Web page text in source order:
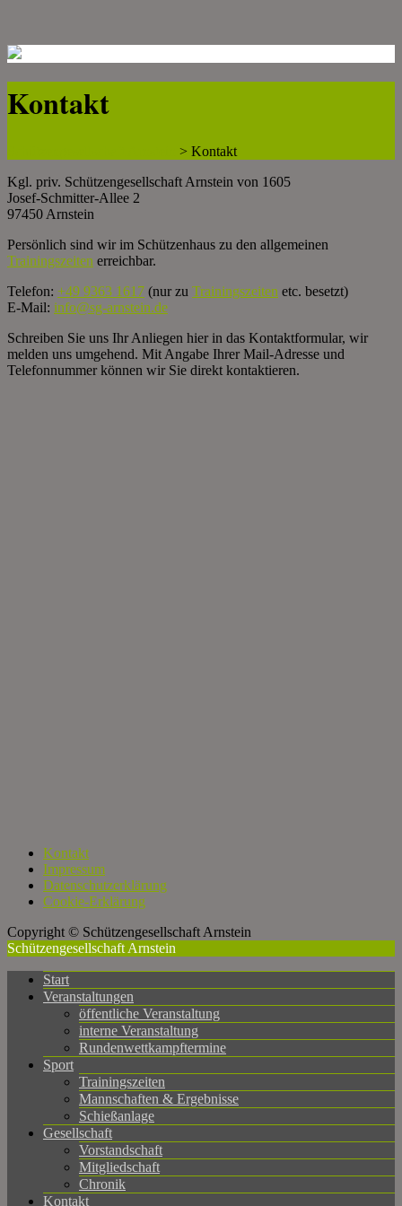
Kontakt
> Kontakt
Kgl. priv. Schützengesellschaft Arnstein von 1605
Josef-Schmitter-Allee 2
97450 Arnstein
Persönlich sind wir im Schützenhaus zu den allgemeinen
Trainingszeiten erreichbar.
Telefon: +49 9363 1617 (nur zu Trainingszeiten etc. besetzt)
E-Mail: info@sg-arnstein.de
Schreiben Sie uns Ihr Anliegen hier in das Kontaktformular, wir
melden uns umgehend. Mit Angabe Ihrer Mail-Adresse und
Telefonnummer können wir Sie direkt kontaktieren.
Kontakt
Impressum
Datenschutzerklärung
Cookie-Erklärung
Copyright © Schützengesellschaft Arnstein
Schützengesellschaft Arnstein
Start
Veranstaltungen
öffentliche Veranstaltung
interne Veranstaltung
Rundenwettkampftermine
Sport
Trainingszeiten
Mannschaften & Ergebnisse
Schießanlage
Gesellschaft
Vorstandschaft
Mitgliedschaft
Chronik
Kontakt